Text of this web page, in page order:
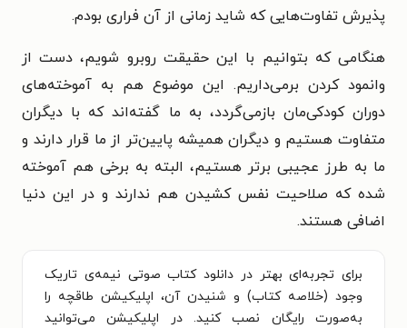
پذیرش تفاوت‌هایی که شاید زمانی از آن فراری بودم.
هنگامی که بتوانیم با این حقیقت روبرو شویم، دست از
وانمود کردن برمی‌داریم. این موضوع هم به آموخته‌های
دوران کودکی‌مان بازمی‌گردد، به ما گفته‌اند که با دیگران
متفاوت هستیم و دیگران همیشه پایین‌تر از ما قرار دارند و
ما به طرز عجیبی برتر هستیم، البته به برخی هم آموخته
شده که صلاحیت نفس کشیدن هم ندارند و در این دنیا
اضافی هستند.
برای تجربه‌ای بهتر در دانلود کتاب صوتی نیمه‌ی تاریک
وجود (خلاصه کتاب) و شنیدن آن، اپلیکیشن طاقچه را
به‌صورت رایگان نصب کنید. در اپلیکیشن می‌توانید